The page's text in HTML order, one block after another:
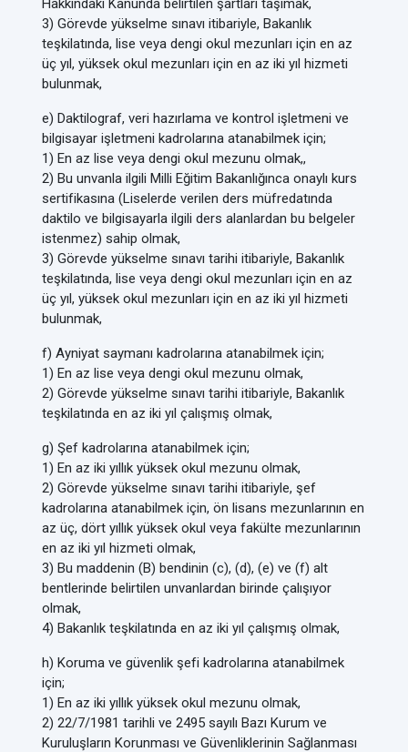
Hakkındaki Kanunda belirtilen şartları taşımak,
3) Görevde yükselme sınavı itibariyle, Bakanlık
teşkilatında, lise veya dengi okul mezunları için en az
üç yıl, yüksek okul mezunları için en az iki yıl hizmeti
bulunmak,
e) Daktilograf, veri hazırlama ve kontrol işletmeni ve
bilgisayar işletmeni kadrolarına atanabilmek için;
1) En az lise veya dengi okul mezunu olmak,,
2) Bu unvanla ilgili Milli Eğitim Bakanlığınca onaylı kurs
sertifikasına (Liselerde verilen ders müfredatında
daktilo ve bilgisayarla ilgili ders alanlardan bu belgeler
istenmez) sahip olmak,
3) Görevde yükselme sınavı tarihi itibariyle, Bakanlık
teşkilatında, lise veya dengi okul mezunları için en az
üç yıl, yüksek okul mezunları için en az iki yıl hizmeti
bulunmak,
f) Ayniyat saymanı kadrolarına atanabilmek için;
1) En az lise veya dengi okul mezunu olmak,
2) Görevde yükselme sınavı tarihi itibariyle, Bakanlık
teşkilatında en az iki yıl çalışmış olmak,
g) Şef kadrolarına atanabilmek için;
1) En az iki yıllık yüksek okul mezunu olmak,
2) Görevde yükselme sınavı tarihi itibariyle, şef
kadrolarına atanabilmek için, ön lisans mezunlarının en
az üç, dört yıllık yüksek okul veya fakülte mezunlarının
en az iki yıl hizmeti olmak,
3) Bu maddenin (B) bendinin (c), (d), (e) ve (f) alt
bentlerinde belirtilen unvanlardan birinde çalışıyor
olmak,
4) Bakanlık teşkilatında en az iki yıl çalışmış olmak,
h) Koruma ve güvenlik şefi kadrolarına atanabilmek
için;
1) En az iki yıllık yüksek okul mezunu olmak,
2) 22/7/1981 tarihli ve 2495 sayılı Bazı Kurum ve
Kuruluşların Korunması ve Güvenliklerinin Sağlanması